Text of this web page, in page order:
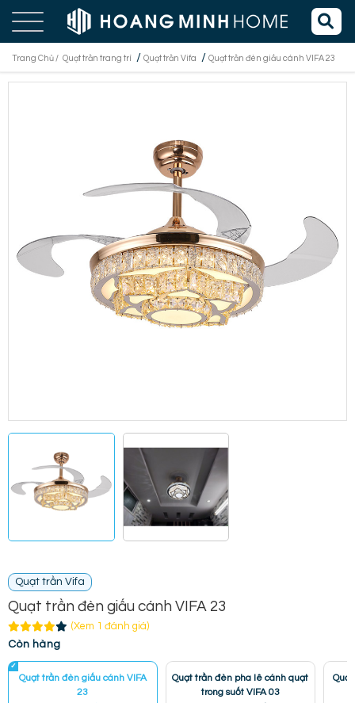
Trang Chủ / Quạt trần trang trí / Quạt trần Vifa / Quạt trần đèn giấu cánh VIFA 23
Quạt trần Vifa
Quạt trần đèn giấu cánh VIFA 23
(Xem 1 đánh giá)
Còn hàng
Quạt trần đèn giấu cánh VIFA
23
Quạt trần đèn pha lê cánh quạt
trong suốt VIFA 03